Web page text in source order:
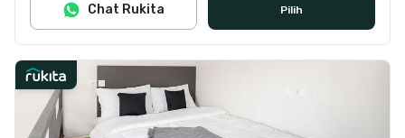
Pilih
Chat Rukita